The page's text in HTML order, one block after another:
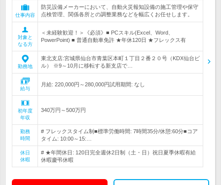
仕事内容
防災設備メーカーにおいて、自動火災報知設備の施工管理や保守
点検管理、関係各所との調整業務などを幅広くお任せします。
対象と
なる方
＜未経験歓迎！＞《必須》■ PCスキル(Excel、Word、
PowerPoint) ■ 普通自動車免許 ★年休120日 ★フレックス有
勤務地
東北支店:宮城県仙台市青葉区本町１丁目２番２０号（KDX仙台ビ
ル） ※9～10月に移転する新支店で…
給与
月給: 220,000円～280,000円試用期間: なし
初年度
年収
340万円～500万円
勤務
時間
# フレックスタイム制■標準労働時間: 7時間35分/休憩:60分■コア
タイム: 10:00～15:…
休日
休暇
# ★年間休日: 120日完全週休2日制（土・日）祝日夏季休暇有給
休暇慶弔休暇